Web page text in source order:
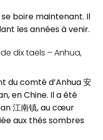
boire maintenant. Il
les années à venir.
dix taëls – Anhua,
du comté d’Anhua 安
en Chine. Il a été
江南镇, au cœur
aux thés sombres